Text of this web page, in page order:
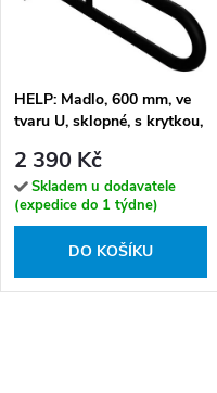
HELP: Madlo, 600 mm, ve
tvaru U, sklopné, s krytkou,
2 390 Kč
Skladem u dodavatele
(expedice do 1 týdne)
DO KOŠÍKU